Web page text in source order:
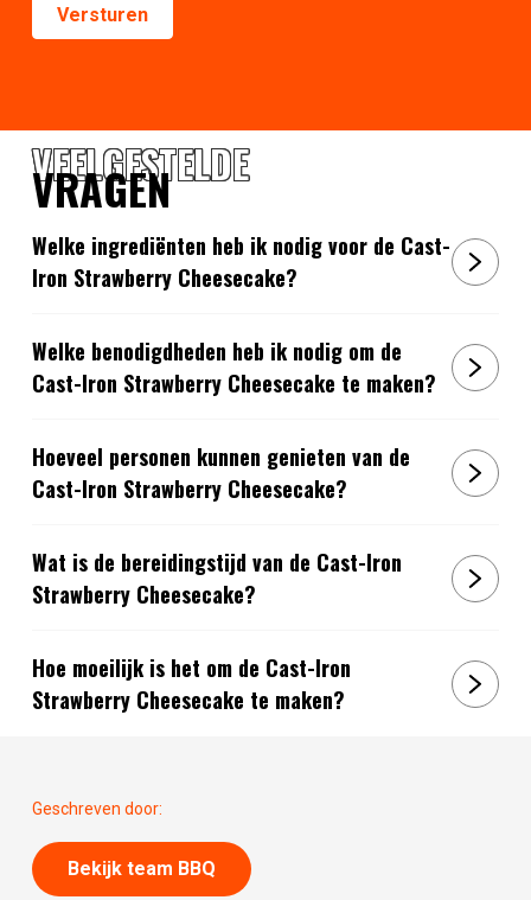
VEELGESTELDE
VRAGEN
Welke ingrediënten heb ik nodig voor de Cast-
Iron Strawberry Cheesecake?
Welke benodigdheden heb ik nodig om de
Cast-Iron Strawberry Cheesecake te maken?
Hoeveel personen kunnen genieten van de
Cast-Iron Strawberry Cheesecake?
Wat is de bereidingstijd van de Cast-Iron
Strawberry Cheesecake?
Hoe moeilijk is het om de Cast-Iron
Strawberry Cheesecake te maken?
Geschreven door:
Bekijk team BBQ